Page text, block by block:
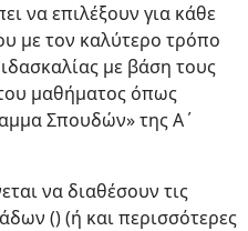
να επιλέξουν για κάθε
με τον καλύτερο τρόπο
με βάση τους
μαθήματος όπως
Σπουδών» της Α΄
να διαθέσουν τις
() (ή και περισσότερες